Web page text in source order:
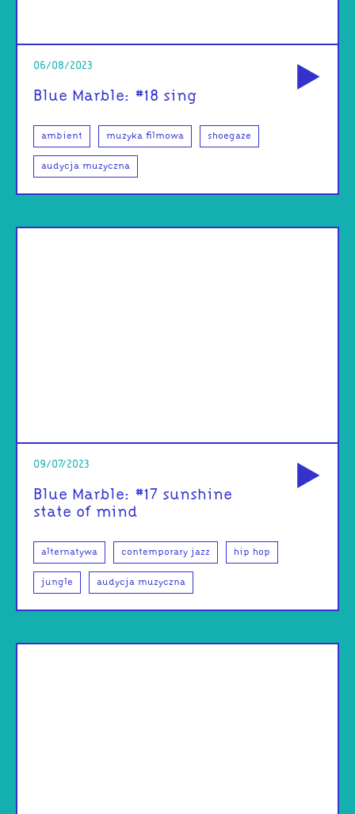
06/08/2023
Blue Marble: #18 sing
ambient muzyka filmowa shoegaze
audycja muzyczna
09/07/2023
Blue Marble: #17 sunshine
state of mind
alternatywa contemporary jazz hip hop
jungle audycja muzyczna